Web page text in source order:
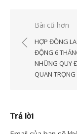
Điều
hướng
viết
Bài cũ hơn
HỢP ĐỒNG
ĐỘNG 6
NHỮNG QUY
QUAN TRỌNG
Trả lời